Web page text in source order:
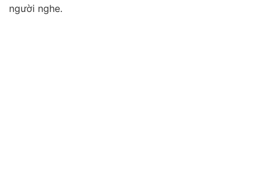
người nghe.